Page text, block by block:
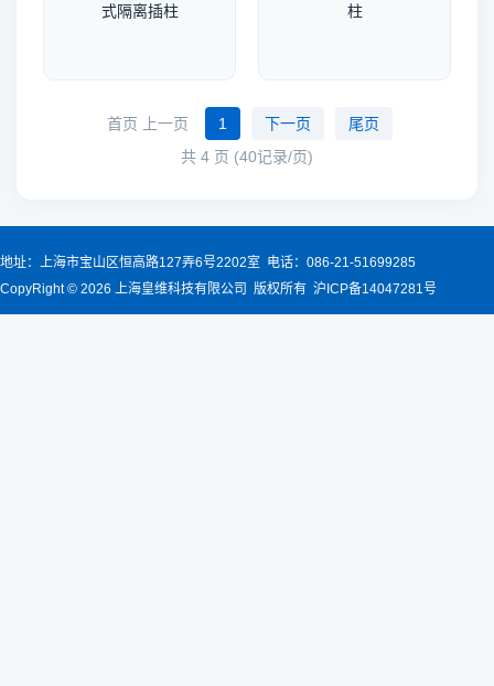
式隔离插柱
柱
首页 上一页 1 下一页
尾页
共 4 页 (40记录/页)
地址：上海市宝山区恒高路127弄6号2202室 电话：086-21-51699285
CopyRight © 2026 上海皇维科技有限公司 版权所有 沪ICP备14047281号